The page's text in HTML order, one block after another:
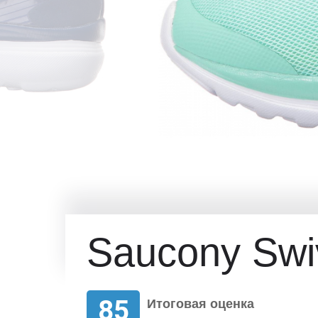
Saucony
85 Итоговая оценка